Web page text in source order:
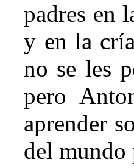
padres en
y en la
no se les
pero
aprender
del mundo